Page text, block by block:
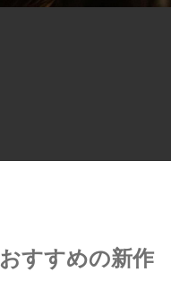
おすすめの新作